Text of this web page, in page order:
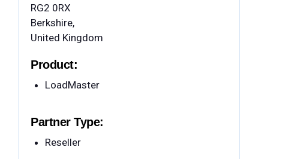
RG2 0RX
Berkshire,
United Kingdom
Product:
LoadMaster
Partner Type:
Reseller